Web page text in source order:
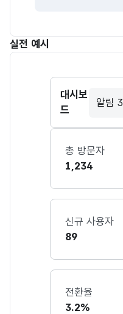
실전 예시
대시보
드
알림 3
총 방문자
1,234
신규 사용자
89
전환율
3.2%